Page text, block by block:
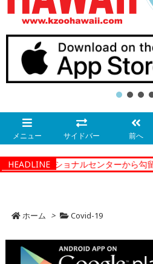
メニュー サイドバー 前へ
HEADLINE
ーコレクショナルセンターから勾
ホーム > Covid-19